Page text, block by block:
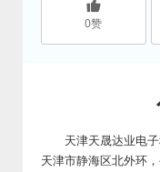
0赞
天津天晟达业电
天津市静海区北外环